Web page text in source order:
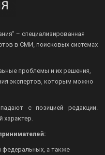
– специализированная
в СМИ, поисковых системах
проблемы и их решения,
экспертов, которым можно
с позицией редакции.
характер.
федеральных, а также